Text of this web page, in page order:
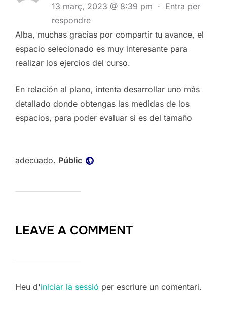
13 març, 2023 @ 8:39 pm · Entra per
respondre
Alba, muchas gracias por compartir tu avance, el
espacio selecionado es muy interesante para
realizar los ejercios del curso.
En relación al plano, intenta desarrollar uno más
detallado donde obtengas las medidas de los
espacios, para poder evaluar si es del tamaño
adecuado. Públic
LEAVE A COMMENT
Heu d'iniciar la sessió per escriure un comentari.